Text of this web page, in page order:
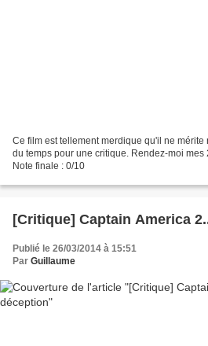
Ce film est tellement merdique qu'il ne
du temps pour une critique. Rendez-moi mes
Note finale : 0/10
[Critique] Captain America
Publié le 26/03/2014 à 15:51
Par Guillaume